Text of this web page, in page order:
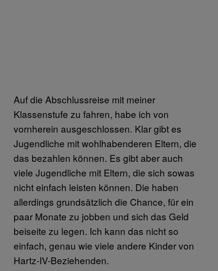
Auf die Abschlussreise mit meiner
Klassenstufe zu fahren, habe ich von
vornherein ausgeschlossen. Klar gibt es
Jugendliche mit wohlhabenderen Eltern, die
das bezahlen können. Es gibt aber auch
viele Jugendliche mit Eltern, die sich sowas
nicht einfach leisten können. Die haben
allerdings grundsätzlich die Chance, für ein
paar Monate zu jobben und sich das Geld
beiseite zu legen. Ich kann das nicht so
einfach, genau wie viele andere Kinder von
Hartz-IV-Beziehenden.